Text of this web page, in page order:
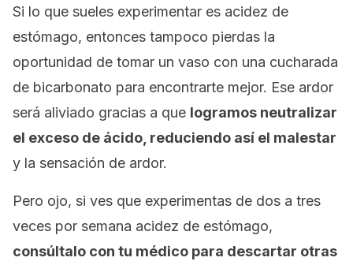
Si lo que sueles experimentar es acidez de
estómago, entonces tampoco pierdas la
oportunidad de tomar un vaso con una cucharada
de bicarbonato para encontrarte mejor. Ese ardor
será aliviado gracias a que logramos neutralizar
el exceso de ácido, reduciendo así el malestar
y la sensación de ardor.
Pero ojo, si ves que experimentas de dos a tres
veces por semana acidez de estómago,
consúltalo con tu médico para descartar otras